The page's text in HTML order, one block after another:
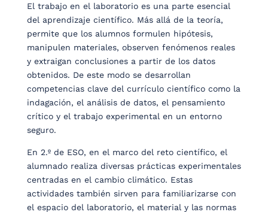
El trabajo en el laboratorio es una parte esencial
del aprendizaje científico. Más allá de la teoría,
permite que los alumnos formulen hipótesis,
manipulen materiales, observen fenómenos reales
y extraigan conclusiones a partir de los datos
obtenidos. De este modo se desarrollan
competencias clave del currículo científico como la
indagación, el análisis de datos, el pensamiento
crítico y el trabajo experimental en un entorno
seguro.
En 2.º de ESO, en el marco del reto científico, el
alumnado realiza diversas prácticas experimentales
centradas en el cambio climático. Estas
actividades también sirven para familiarizarse con
el espacio del laboratorio, el material y las normas